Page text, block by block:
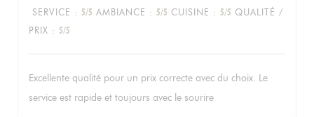
SERVICE : 5/5 AMBIANCE : 5/5 CUISINE : 5/5 QUALITÉ /
PRIX : 5/5
Excellente qualité pour un prix correcte avec du choix. Le
service est rapide et toujours avec le sourire